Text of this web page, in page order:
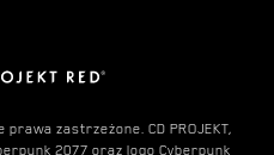
prawa zastrzeżone. CD PROJEKT,
2077 oraz logo Cyberpunk